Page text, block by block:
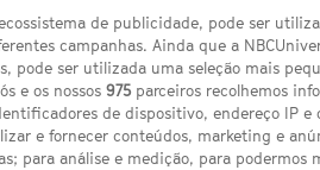
de publicidade, pode ser
campanhas. Ainda que a
pode ser utilizada uma seleção mais
e os nossos 975 parceiros recolhemos
de dispositivo, endereço IP e
e fornecer conteúdos, marketing e
para análise e medição, para podermos